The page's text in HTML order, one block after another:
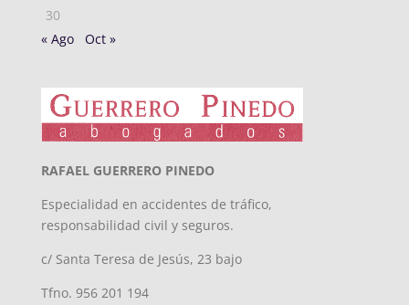
30
« Ago
Oct »
RAFAEL GUERRERO PINEDO
Especialidad en accidentes de tráfico,
responsabilidad civil y seguros.
c/ Santa Teresa de Jesús, 23 bajo
Tfno. 956 201 194